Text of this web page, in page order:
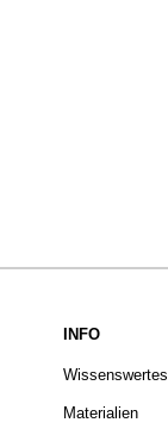
INFO
Wissenswertes
Materialien